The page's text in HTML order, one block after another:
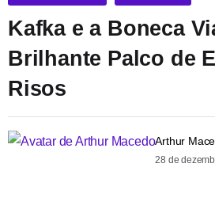
Kafka e a Boneca
Brilhante Palco de
Risos
Arthur
28 de